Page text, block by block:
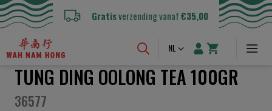
Gratisverzending vanaf€35,00
Taal
NL
TUNG DING OOLONG TEA 100GR
36577